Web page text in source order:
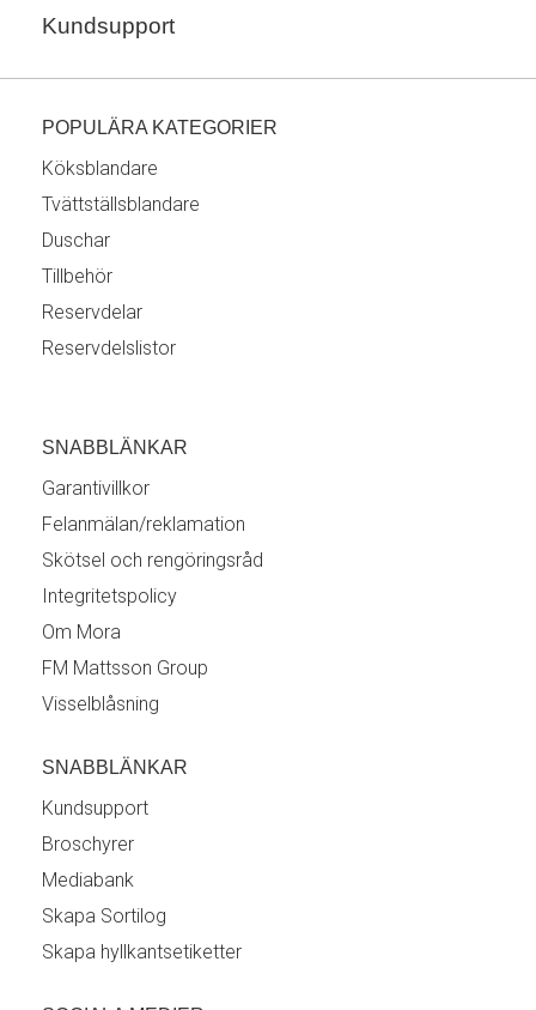
Kundsupport
POPULÄRA KATEGORIER
Köksblandare
Tvättställsblandare
Duschar
Tillbehör
Reservdelar
Reservdelslistor
SNABBLÄNKAR
Garantivillkor
Felanmälan/reklamation
Skötsel och rengöringsråd
Integritetspolicy
Om Mora
FM Mattsson Group
Visselblåsning
SNABBLÄNKAR
Kundsupport
Broschyrer
Mediabank
Skapa Sortilog
Skapa hyllkantsetiketter